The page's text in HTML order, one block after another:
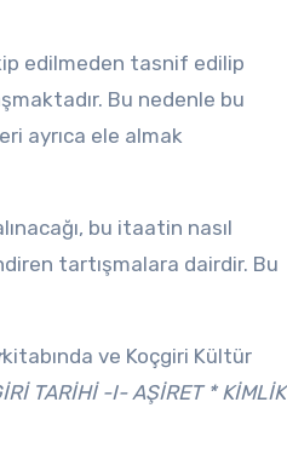
edilmeden tasnif edilip
Bu nedenle bu
ayrıca ele almak
bu itaatin nasıl
tartışmalara dairdir. Bu
kitabında ve Koçgiri Kültür
TARİHİ -I- AŞİRET * KİMLİK